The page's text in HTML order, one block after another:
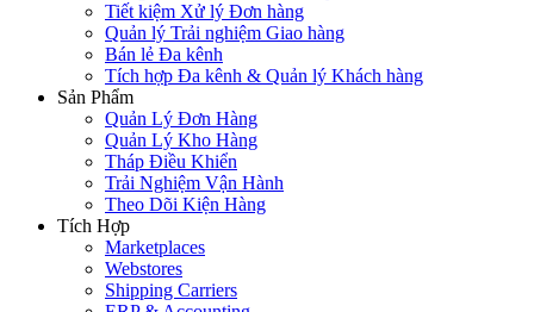
Tiết kiệm Xử lý Đơn hàng
Quản lý Trải nghiệm Giao hàng
Bán lẻ Đa kênh
Tích hợp Đa kênh & Quản lý Khách hàng
Sản Phẩm
Quản Lý Đơn Hàng
Quản Lý Kho Hàng
Tháp Điều Khiển
Trải Nghiệm Vận Hành
Theo Dõi Kiện Hàng
Tích Hợp
Marketplaces
Webstores
Shipping Carriers